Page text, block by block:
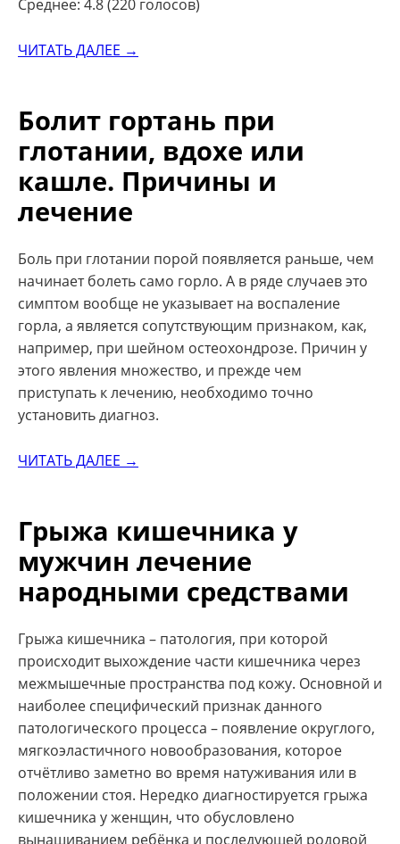
Среднее: 4.8 (220 голосов)
ЧИТАТЬ ДАЛЕЕ →
Болит гортань при
глотании, вдохе или
кашле. Причины и
лечение
Боль при глотании порой появляется раньше, чем
начинает болеть само горло. А в ряде случаев это
симптом вообще не указывает на воспаление
горла, а является сопутствующим признаком, как,
например, при шейном остеохондрозе. Причин у
этого явления множество, и прежде чем
приступать к лечению, необходимо точно
установить диагноз.
ЧИТАТЬ ДАЛЕЕ →
Грыжа кишечника у
мужчин лечение
народными средствами
Грыжа кишечника – патология, при которой
происходит выхождение части кишечника через
межмышечные пространства под кожу. Основной и
наиболее специфический признак данного
патологического процесса – появление округлого,
мягкоэластичного новообразования, которое
отчётливо заметно во время натуживания или в
положении стоя. Нередко диагностируется грыжа
кишечника у женщин, что обусловлено
вынашиванием ребёнка и последующей родовой